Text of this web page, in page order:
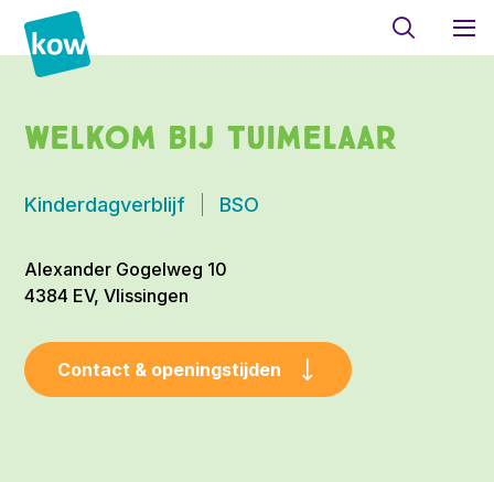
Welkom bij Tuimelaar
Kinderdagverblijf BSO
Alexander Gogelweg 10
4384 EV, Vlissingen
Contact & openingstijden